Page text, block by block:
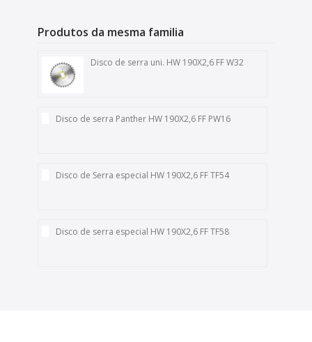
Produtos da mesma familia
Disco de serra uni. HW 190X2,6 FF W32
Disco de serra Panther HW 190X2,6 FF PW16
Disco de Serra especial HW 190X2,6 FF TF54
Disco de serra especial HW 190X2,6 FF TF58